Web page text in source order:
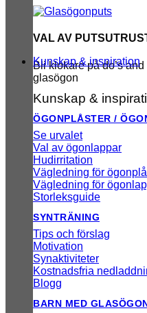
VAL AV
Bli klokare på do’s
glasögon
Kunskap & inspiration
Kunskap &
ÖGONPLÅSTER /
Se urvalet
Val av ögonlappar
Hudirritation
Vägledning för
Vägledning för
Storleksguide
SYNTRÄNING
Tips och förslag
Motivation
Synaktiviteter
Kostnadsfria
Blogg
BARN MED